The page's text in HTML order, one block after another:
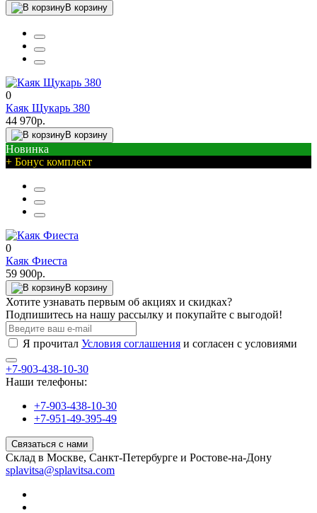
В корзину
0
Каяк Щукарь 380
44 970р.
В корзину
Новинка
+ Бонус комплект
0
Каяк Фиеста
59 900р.
В корзину
Хотите узнавать первым об акциях и скидках?
Подпишитесь на нашу рассылку и покупайте с выгодой!
Я прочитал Условия соглашения и согласен с условиями
+7-903-438-10-30
Наши телефоны:
+7-903-438-10-30
+7-951-49-395-49
Связаться с нами
Склад в Москве, Санкт-Петербурге и Ростове-на-Дону
splavitsa@splavitsa.com